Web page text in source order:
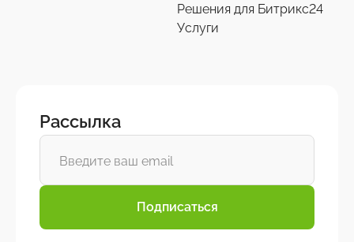
Решения для Битрикс24
Услуги
Рассылка
Подписаться